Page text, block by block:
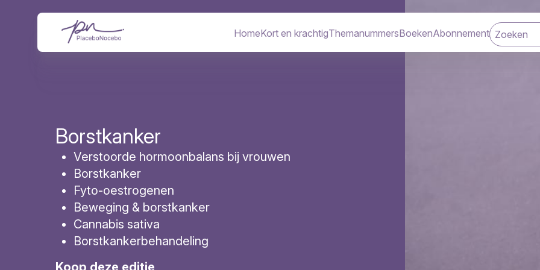
HomeKort en krachtigThemanummersBoekenAbonnement
Borstkanker
Verstoorde hormoonbalans bij vrouwen
Borstkanker
Fyto-oestrogenen
Beweging & borstkanker
Cannabis sativa
Borstkankerbehandeling
Koop deze editie